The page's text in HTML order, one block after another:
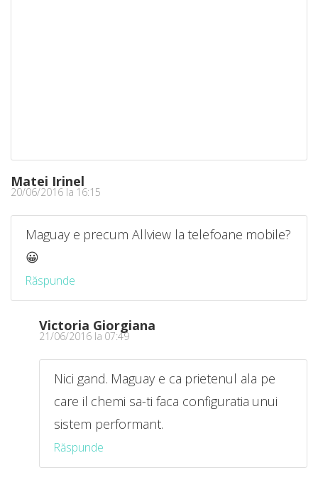
Matei Irinel
20/06/2016 la 16:15
Maguay e precum Allview la telefoane mobile?
😀
Răspunde
Victoria Giorgiana
21/06/2016 la 07:49
Nici gand. Maguay e ca prietenul ala pe
care il chemi sa-ti faca configuratia unui
sistem performant.
Răspunde